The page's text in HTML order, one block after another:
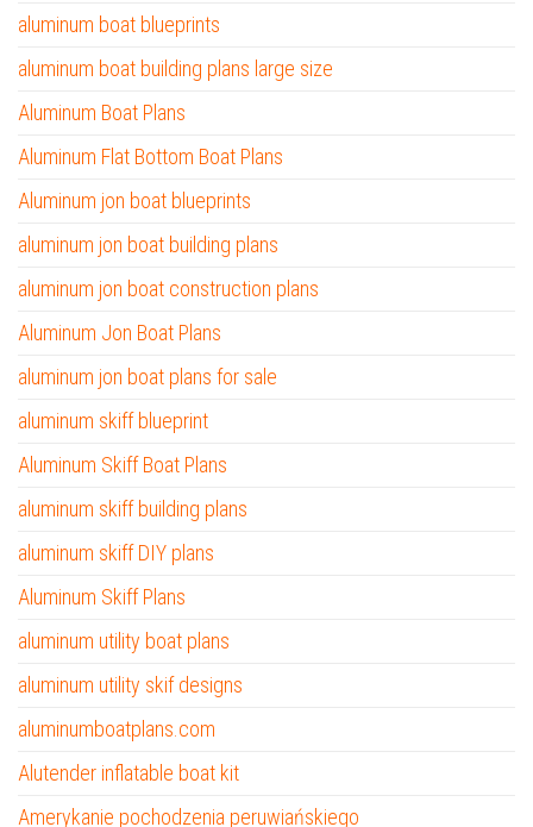
aluminum boat blueprints
aluminum boat building plans large size
Aluminum Boat Plans
Aluminum Flat Bottom Boat Plans
Aluminum jon boat blueprints
aluminum jon boat building plans
aluminum jon boat construction plans
Aluminum Jon Boat Plans
aluminum jon boat plans for sale
aluminum skiff blueprint
Aluminum Skiff Boat Plans
aluminum skiff building plans
aluminum skiff DIY plans
Aluminum Skiff Plans
aluminum utility boat plans
aluminum utility skif designs
aluminumboatplans.com
Alutender inflatable boat kit
Amerykanie pochodzenia peruwiańskiego